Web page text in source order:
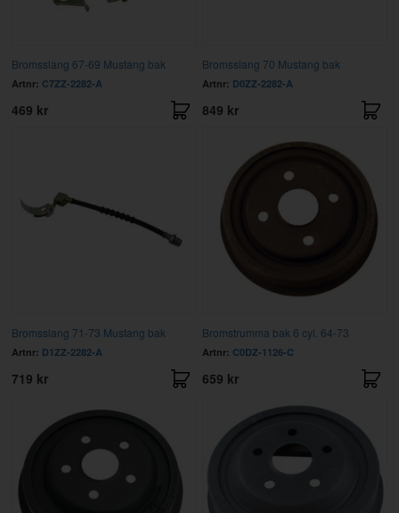
Bromsslang 67-69 Mustang bak
Artnr: C7ZZ-2282-A
469 kr
Bromsslang 70 Mustang bak
Artnr: D0ZZ-2282-A
849 kr
Bromsslang 71-73 Mustang bak
Artnr: D1ZZ-2282-A
719 kr
Bromstrumma bak 6 cyl. 64-73
Artnr: C0DZ-1126-C
659 kr